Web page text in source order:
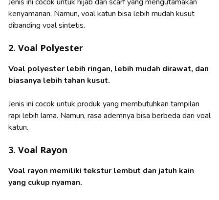
kenyamanan. Namun, voal katun bisa lebih mudah kusut
dibanding voal sintetis.
2. Voal Polyester
Voal polyester lebih ringan, lebih mudah dirawat, dan
biasanya lebih tahan kusut.
Jenis ini cocok untuk produk yang membutuhkan tampilan
rapi lebih lama. Namun, rasa ademnya bisa berbeda dari voal
katun.
3. Voal Rayon
Voal rayon memiliki tekstur lembut dan jatuh kain
yang cukup nyaman.